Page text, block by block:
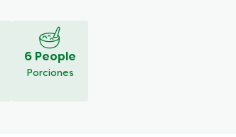
6 People
Porciones